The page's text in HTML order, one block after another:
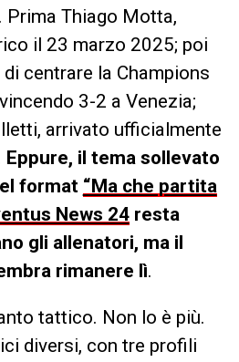
Prima Thiago Motta,
il 23 marzo 2025; poi
centrare la Champions
3-2 a Venezia;
arrivato ufficialmente
Eppure, il tema sollevato
format “Ma che partita
News 24resta
gli allenatori, ma il
rimanere lì.
tattico. Non lo è più.
diversi, con tre profili